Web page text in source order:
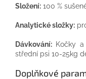
Složení: 100 %
Analytické složky:
Dávkování: Kočky
střední psi 10-25kg
Doplňkové